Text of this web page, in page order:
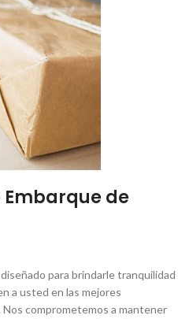
Embarque de
para brindarle tranquilidad
a usted en las mejores
comprometemos a mantener